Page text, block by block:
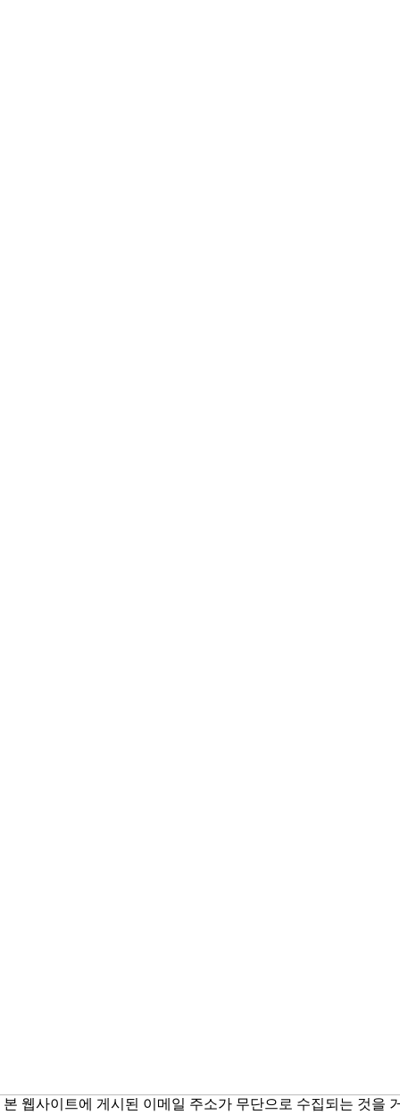
본 웹사이트에 게시된 이메일 주소가 무단으로 수집되는 것을